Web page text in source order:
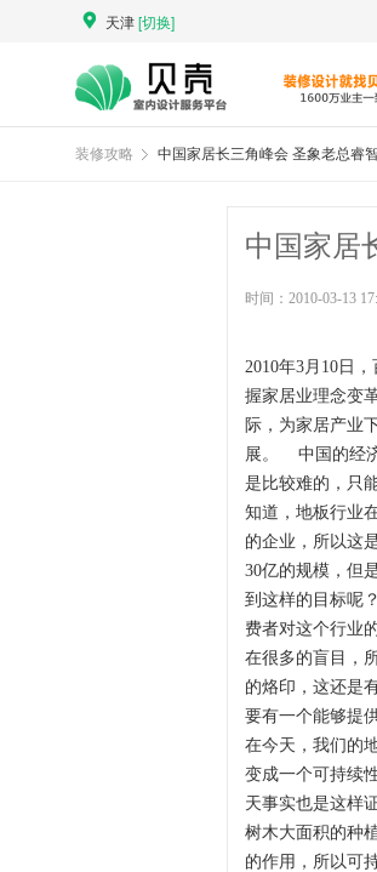
天津[切换]
装修攻略 中国家居长三角峰会 圣象老总睿
中国家居
时间：2010-03-13
2010年3月10日
握家居业理念变
际，为家居产业
展。 中国的经济
是比较难的，只
知道，地板行业
的企业，所以这
30亿的规模，但
到这样的目标呢
费者对这个行业
在很多的盲目，
的烙印，这还是
要有一个能够提
在今天，我们的
变成一个可持续
天事实也是这样
树木大面积的种
的作用，所以可